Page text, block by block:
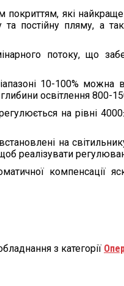
які
та постійну пляму,
потоку, що
10-100% можна
освітлення 800-
на рівні
на
реалізувати
компенсації
з категорії